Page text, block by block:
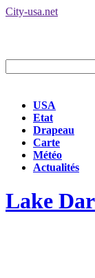
City-usa.net
USA
Etat
Drapeau
Carte
Météo
Actualités
Lake